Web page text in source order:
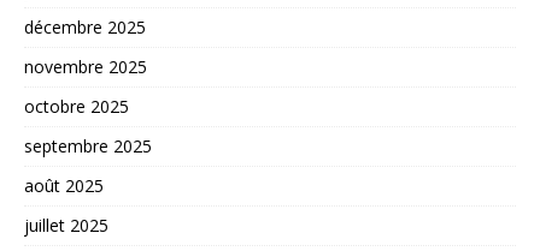
décembre 2025
novembre 2025
octobre 2025
septembre 2025
août 2025
juillet 2025